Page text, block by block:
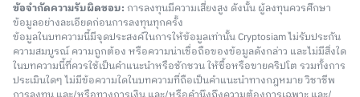
ข้อจำกัดความรับผิดชอบ: การลงทุนมีความเสี่ยงสูง ดังนั้น ผู้ลงทุนควรศึกษา
ข้อมูลอย่างละเอียดก่อนการลงทุนทุกครั้ง
ข้อมูลในบทความนี้มีจุดประสงค์ในการให้ข้อมูลเท่านั้น Cryptosiam ไม่รับประกัน
ความสมบูรณ์ ความถูกต้อง หรือความน่าเชื่อถือของข้อมูลดังกล่าว และไม่มีสิ่งใด
ในบทความนี้ที่ควรใช้เป็นคำแนะนำหรือชักชวน ให้ซื้อหรือขายคริปโต รวมทั้งการ
ประเมินใดๆ ไม่มีข้อความใดในบทความที่ถือเป็นคำแนะนำทางกฎหมาย วิชาชีพ